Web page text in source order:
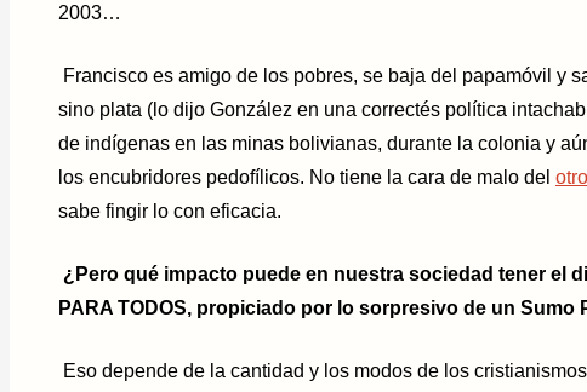
2003…
Francisco es amigo de los pobres, se baja del papamóvil y
sino plata (lo dijo González en una correctés política
de indígenas en las minas bolivianas, durante la colonia y
los encubridores pedofílicos. No tiene la cara de malo del otro
sabe fingir lo con eficacia.
¿Pero qué impacto puede en nuestra sociedad tener el
PARA TODOS, propiciado por lo sorpresivo de un Sumo
Eso depende de la cantidad y los modos de los